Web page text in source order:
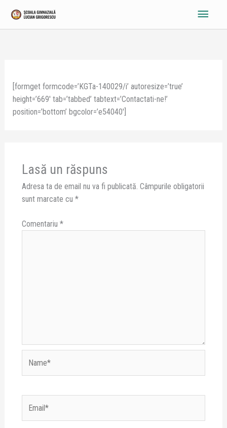
content
Main
[formget formcode=’KGTa-140029/i’ autoresize=’true’
height=’669′ tab=’tabbed’ tabtext=’Contactati-ne!’
position=’bottom’ bgcolor=’e54040′]
Lasă un răspuns
Adresa ta de email nu va fi publicată. Câmpurile obligatorii
sunt marcate cu *
Comentariu *